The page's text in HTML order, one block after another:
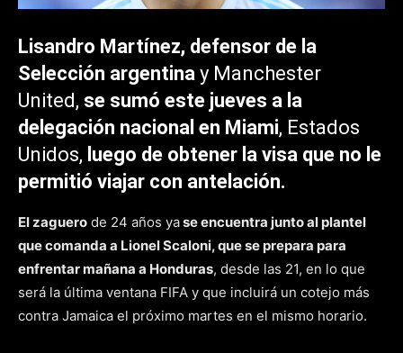
Lisandro Martínez, defensor de la
Selección argentina y Manchester
United, se sumó este jueves a la
delegación nacional en Miami, Estados
Unidos, luego de obtener la visa que no le
permitió viajar con antelación.
El zaguero de 24 años yase encuentra junto al plantel
que comanda a Lionel Scaloni, que se prepara para
enfrentar mañana a Honduras, desde las 21, en lo que
será la última ventana FIFA y que incluirá un cotejo más
contra Jamaica el próximo martes en el mismo horario.